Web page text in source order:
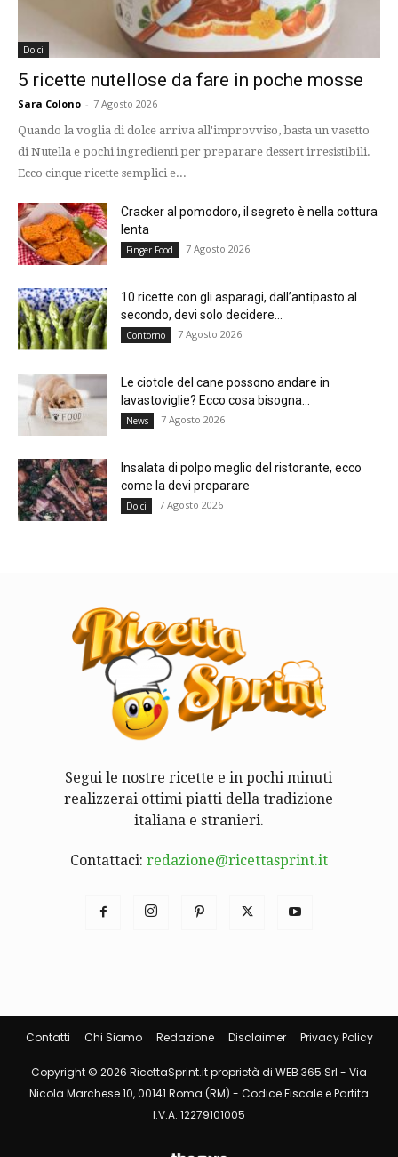
Dolci
5 ricette nutellose da fare in poche mosse
Sara Colono - 7 Agosto 2026
Quando la voglia di dolce arriva all'improvviso, basta un vasetto
di Nutella e pochi ingredienti per preparare dessert irresistibili.
Ecco cinque ricette semplici e...
Cracker al pomodoro, il segreto è nella cottura
lenta
Finger Food 7 Agosto 2026
10 ricette con gli asparagi, dall’antipasto al
secondo, devi solo decidere...
Contorno 7 Agosto 2026
Le ciotole del cane possono andare in
lavastoviglie? Ecco cosa bisogna...
News 7 Agosto 2026
Insalata di polpo meglio del ristorante, ecco
come la devi preparare
Dolci 7 Agosto 2026
Segui le nostre ricette e in pochi minuti
realizzerai ottimi piatti della tradizione
italiana e stranieri.
Contattaci: redazione@ricettasprint.it
Contatti Chi Siamo Redazione Disclaimer Privacy Policy
Copyright © 2026 RicettaSprint.it proprietà di WEB 365 Srl - Via
Nicola Marchese 10, 00141 Roma (RM) - Codice Fiscale e Partita
I.V.A. 12279101005